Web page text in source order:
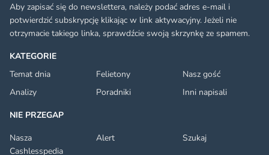
KATEGORIE
Temat dnia
Felietony
Nasz gość
Analizy
Poradniki
Inni napisali
NIE PRZEGAP
Nasza
Cashlesspedia
Alert Szukaj
Aby zapisać się do newslettera, należy podać adres e-mail i
potwierdzić subskrypcję klikając w link aktywacyjny. Jeżeli nie
otrzymacie takiego linka, sprawdźcie swoją skrzynkę ze spamem.